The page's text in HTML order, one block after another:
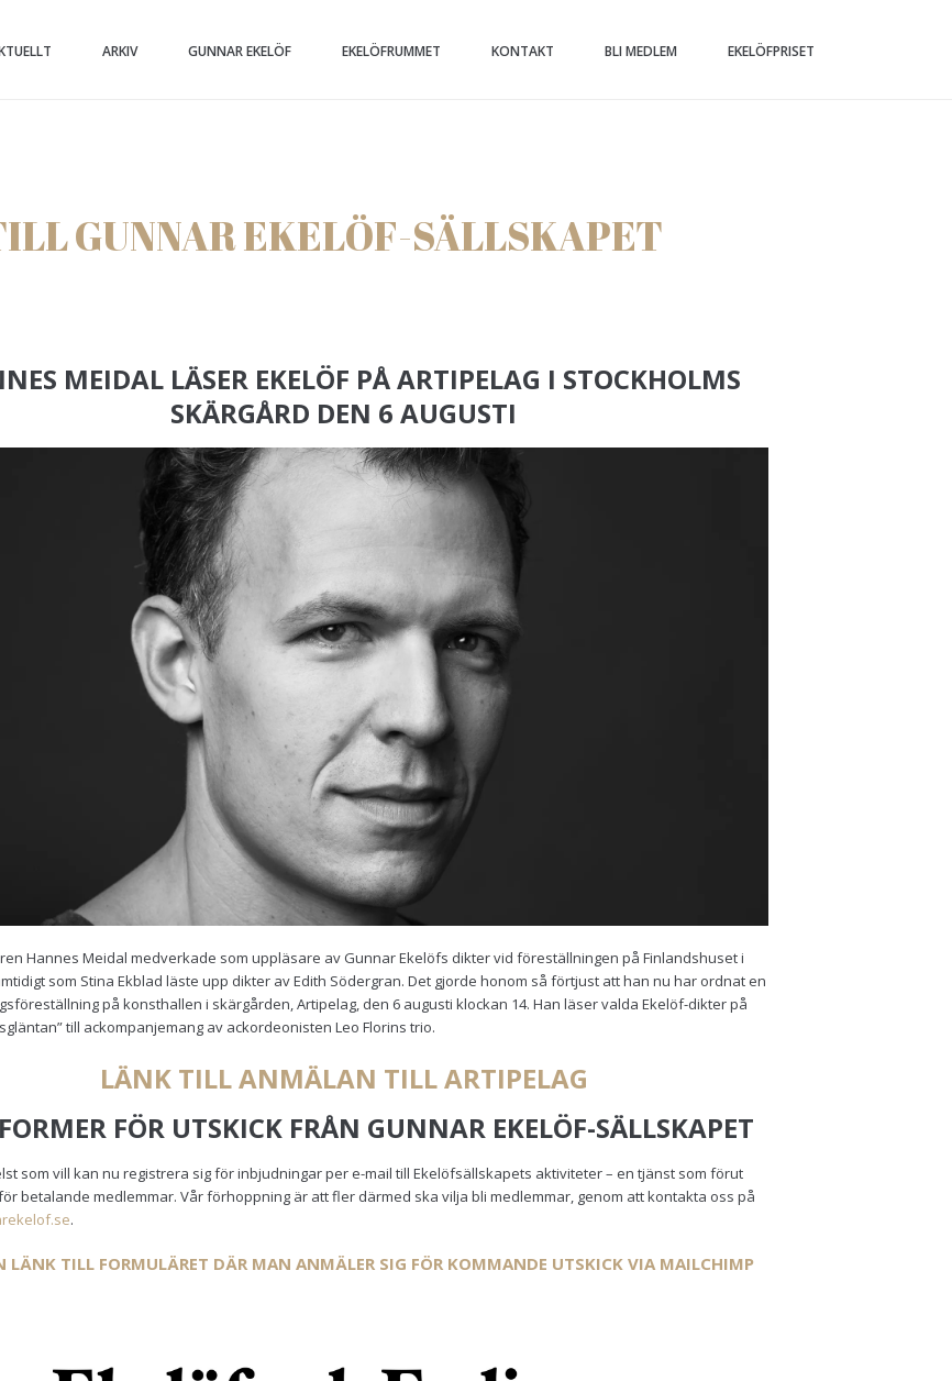
ARKIV GUNNAR EKELÖF EKELÖFRUMMET KONTAKT BLI MEDLEM EKELÖFPRISET
GUNNAR EKELÖF-SÄLLSKAPET
MEIDAL LÄSER EKELÖF PÅ ARTIPELAG I STOCKHOLMS
SKÄRGÅRD DEN 6 AUGUSTI
Hannes Meidal medverkade som uppläsare av Gunnar Ekelöfs dikter vid föreställningen på Finlandshuset i
som Stina Ekblad läste upp dikter av Edith Södergran. Det gjorde honom så förtjust att han nu har ordnat en
på konsthallen i skärgården, Artipelag, den 6 augusti klockan 14. Han läser valda Ekelöf-dikter på
till ackompanjemang av ackordeonisten Leo Florins trio.
LÄNK TILL ANMÄLAN TILL ARTIPELAG
FÖR UTSKICK FRÅN GUNNAR EKELÖF-SÄLLSKAPET
som vill kan nu registrera sig för inbjudningar per e-mail till Ekelöfsällskapets aktiviteter – en tjänst som förut
betalande medlemmar. Vår förhoppning är att fler därmed ska vilja bli medlemmar, genom att kontakta oss på
.
LÄNK TILL FORMULÄRET DÄR MAN ANMÄLER SIG FÖR KOMMANDE UTSKICK VIA MAILCHIMP